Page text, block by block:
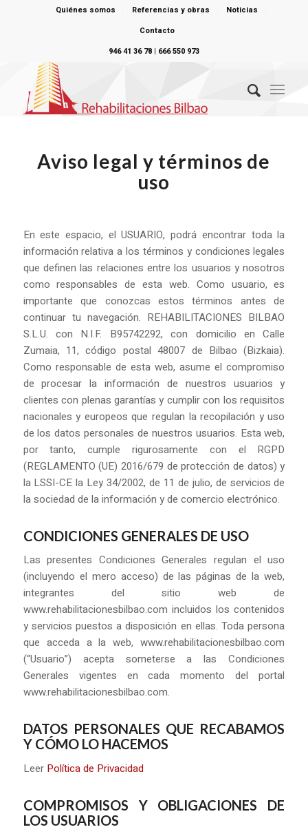
Quiénes somos Referencias y obras
Noticias
Contacto
946 41 36 78 | 666 550 973
Aviso legal y términos de
uso
En este espacio, el USUARIO, podrá encontrar toda la
información relativa a los términos y condiciones legales
que definen las relaciones entre los usuarios y nosotros
como responsables de esta web. Como usuario, es
importante que conozcas estos términos antes de
continuar tu navegación. REHABILITACIONES BILBAO
S.L.U. con N.I.F. B95742292, con domicilio en Calle
Zumaia, 11, código postal 48007 de Bilbao (Bizkaia).
Como responsable de esta web, asume el compromiso
de procesar la información de nuestros usuarios y
clientes con plenas garantías y cumplir con los requisitos
nacionales y europeos que regulan la recopilación y uso
de los datos personales de nuestros usuarios. Esta web,
por tanto, cumple rigurosamente con el RGPD
(REGLAMENTO (UE) 2016/679 de protección de datos) y
la LSSI-CE la Ley 34/2002, de 11 de julio, de servicios de
la sociedad de la información y de comercio electrónico.
CONDICIONES GENERALES DE USO
Las presentes Condiciones Generales regulan el uso
(incluyendo el mero acceso) de las páginas de la web,
integrantes del sitio web de
www.rehabilitacionesbilbao.com incluidos los contenidos
y servicios puestos a disposición en ellas. Toda persona
que acceda a la web, www.rehabilitacionesbilbao.com
(“Usuario”) acepta someterse a las Condiciones
Generales vigentes en cada momento del portal
www.rehabilitacionesbilbao.com.
DATOS PERSONALES QUE RECABAMOS
Y CÓMO LO HACEMOS
Leer Política de Privacidad
COMPROMISOS Y OBLIGACIONES DE
LOS USUARIOS